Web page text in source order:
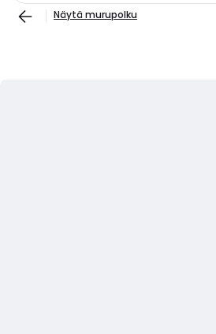
Näytä murupolku